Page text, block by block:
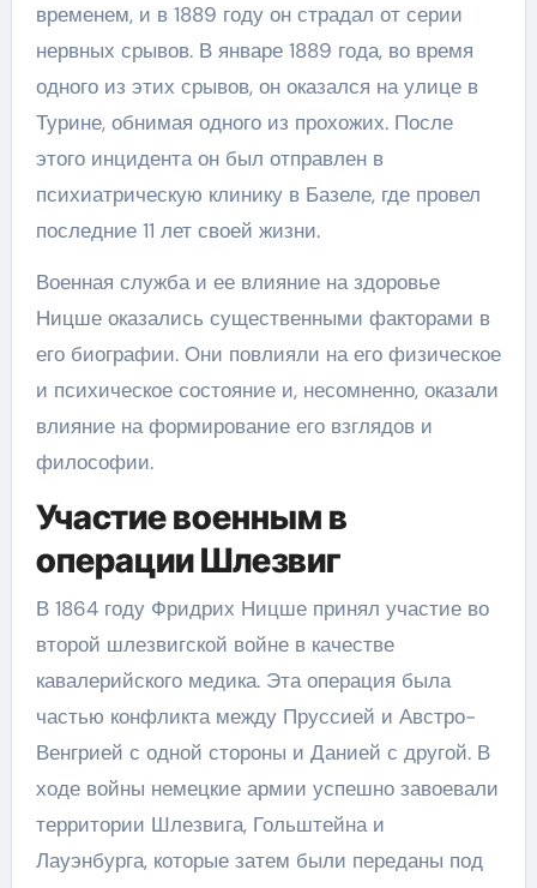
временем, и в 1889 году он страдал от серии
нервных срывов. В январе 1889 года, во время
одного из этих срывов, он оказался на улице в
Турине, обнимая одного из прохожих. После
этого инцидента он был отправлен в
психиатрическую клинику в Базеле, где провел
последние 11 лет своей жизни.
Военная служба и ее влияние на здоровье
Ницше оказались существенными факторами в
его биографии. Они повлияли на его физическое
и психическое состояние и, несомненно, оказали
влияние на формирование его взглядов и
философии.
Участие военным в
операции Шлезвиг
В 1864 году Фридрих Ницше принял участие во
второй шлезвигской войне в качестве
кавалерийского медика. Эта операция была
частью конфликта между Пруссией и Австро-
Венгрией с одной стороны и Данией с другой. В
ходе войны немецкие армии успешно завоевали
территории Шлезвига, Гольштейна и
Лауэнбурга, которые затем были переданы под